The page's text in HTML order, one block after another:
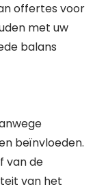
offertes voor
met uw
balans
beïnvloeden.
van de
van het